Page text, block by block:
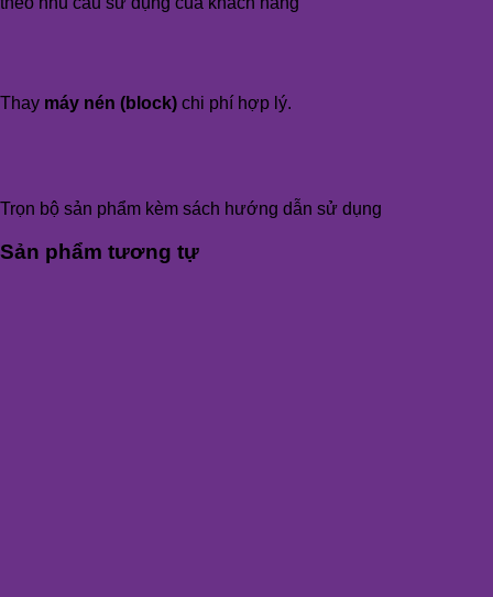
Thay máy nén (block) chi phí hợp lý.
Trọn bộ sản phẩm kèm sách hướng dẫn sử dụng
Sản phẩm tương tự